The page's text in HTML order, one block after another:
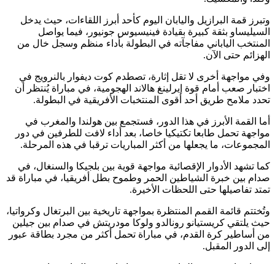
وتبرز قمة البرازيل واليابان اليوم كأحد أبرز اللقاءات، حيث يدخل
السيليساو بثقة كبيرة بقيادة فينيسيوس جونيور، فيما يواصل
المنتخب الياباني مفاجآته في البطولة بأداء منظم وسجل خال من
الهزائم حتى الآن.
وفي مواجهة أخرى لا تقل إثارة، تصطدم كوت ديفوار بالنرويج في
اختبار صعب أمام قوة إيرلينغ هالاند الهجومية، في مباراة يُنتظر أن
تحدد ملامح طريق أحد أقوى المنتخبات الأفريقية في البطولة.
أما القمة الأبرز في هذا الدور، فستجمع بين هولندا والمغرب في
مواجهة تحمل طابعا تكتيكيا خاصا، بعد أداء لافت للطرفين في دور
المجموعات، ما يجعلها من أكثر المباريات ترقبا في هذه المرحلة.
كما تشهد الأدوار الإقصائية مواجهة قوية بين بلجيكا والسنغال، في
صدام بين خبرة الشياطين الحمر وطموح بطل أفريقيا، في مباراة قد
تمتد تفاصيلها حتى اللحظات الأخيرة.
وتُختتم قائمة القمم المنتظرة بمواجهة تاريخية بين البرتغال وكرواتيا،
حيث يلتقي كريستيانو رونالدو ولوكا مودريتش في صدام بين جيلين
من أساطير كرة القدم، في مباراة تحمل أكثر من مجرد بطاقة عبور
إلى الدور المقبل.